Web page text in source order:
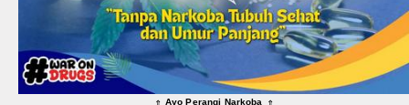
Ayo Perangi Narkoba